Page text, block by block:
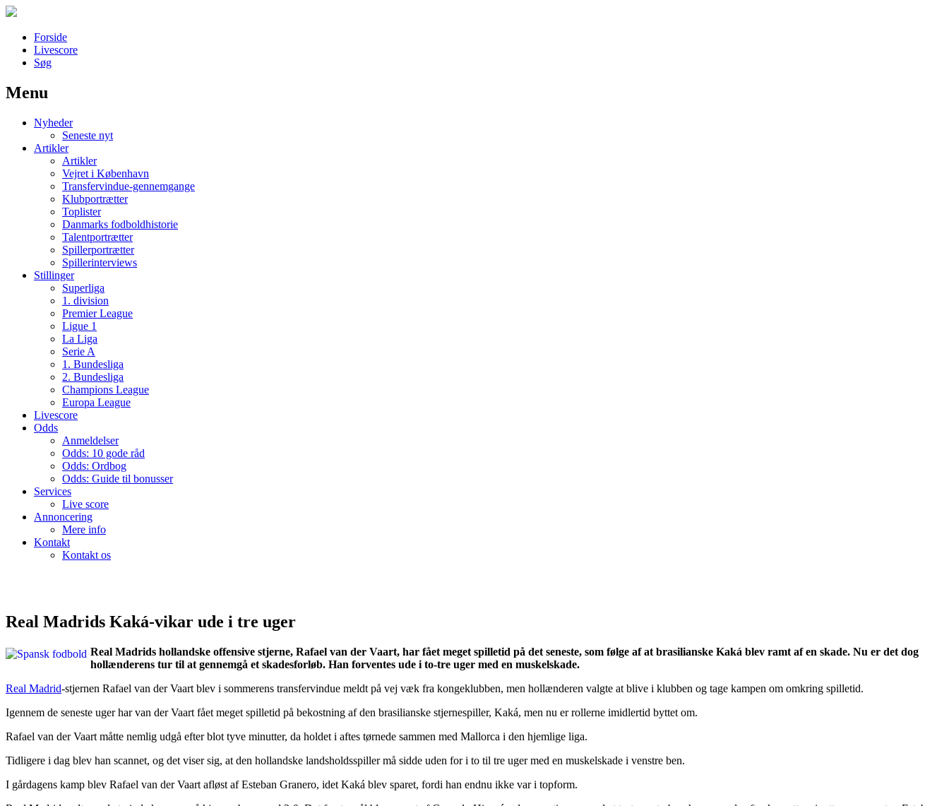
Forside
Livescore
Søg
Наши партнеры
лучшие займы
Menu
Nyheder
Seneste nyt
Artikler
Artikler
Vejret i København
Transfervindue-gennemgange
Klubportrætter
Toplister
Danmarks fodboldhistorie
Talentportrætter
Spillerportrætter
Spillerinterviews
Stillinger
Superliga
1. division
Premier League
Ligue 1
La Liga
Serie A
1. Bundesliga
2. Bundesliga
Champions League
Europa League
Livescore
Odds
Anmeldelser
Odds: 10 gode råd
Odds: Ordbog
Odds: Guide til bonusser
Services
Live score
Annoncering
Mere info
Kontakt
Kontakt os
Real Madrids Kaká-vikar ude i tre uger
Real Madrids hollandske offensive stjerne, Rafael van der Vaart, har fået meget spilletid på det seneste, som følge af at brasilianske Kaká blev ramt af en skade. Nu er det dog
hollænderens tur til at gennemgå et skadesforløb. Han forventes ude i to-tre uger med en muskelskade.
Real Madrid-stjernen Rafael van der Vaart blev i sommerens transfervindue meldt på vej væk fra kongeklubben, men hollænderen valgte at blive i klubben og tage kampen om omkring spilletid.
Igennem de seneste uger har van der Vaart fået meget spilletid på bekostning af den brasilianske stjernespiller, Kaká, men nu er rollerne imidlertid byttet om.
Rafael van der Vaart måtte nemlig udgå efter blot tyve minutter, da holdet i aftes tørnede sammen med Mallorca i den hjemlige liga.
Tidligere i dag blev han scannet, og det viser sig, at den hollandske landsholdsspiller må sidde uden for i to til tre uger med en muskelskade i venstre ben.
I gårdagens kamp blev Rafael van der Vaart afløst af Esteban Granero, idet Kaká blev sparet, fordi han endnu ikke var i topform.